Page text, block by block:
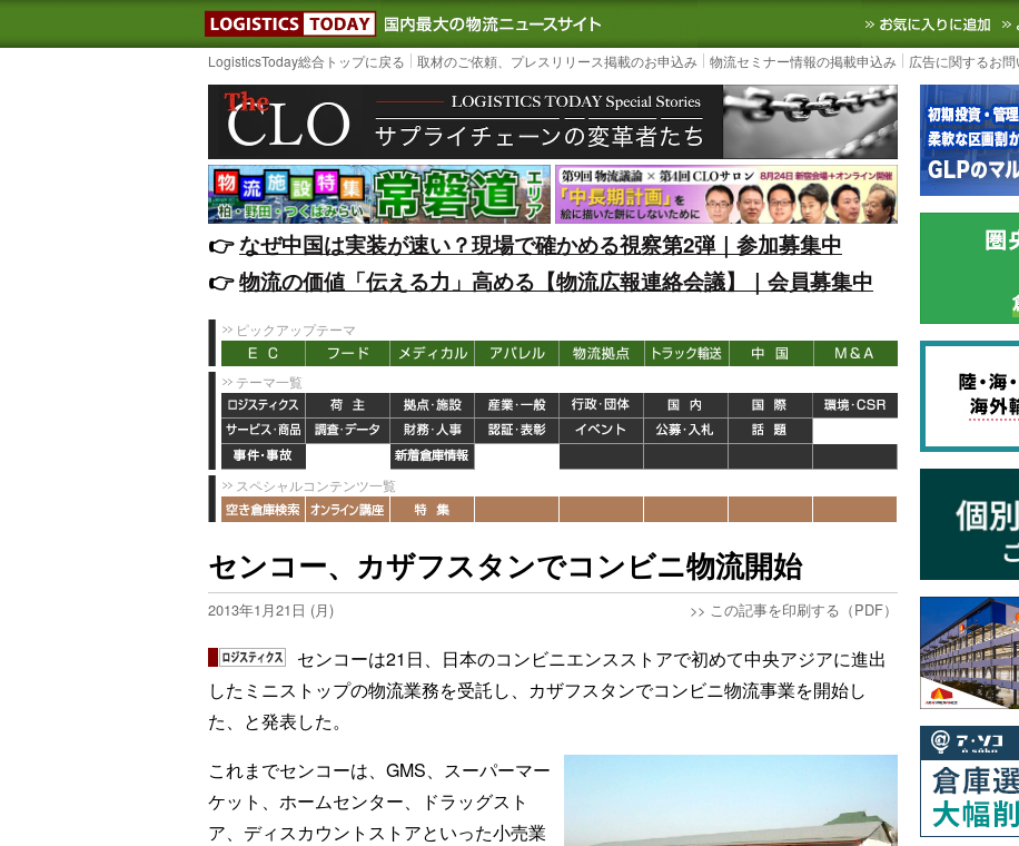
LOGISTICS TODAY｜国内最大の物流ニュースサイト3PL, SCMなど国内外の最新の物流ニ
LogisticsToday総合トップに戻る 取材のご依頼、プレスリリース掲載のお申込み 物流セミナー情報の掲載申込み 広告に関するお
👉️なぜ中国は実装が速い？現場で確かめる視察第2弾｜参加募集中
👉️物流の価値「伝える力」高める【物流広報連絡会議】｜会員募集中
ピックアップテーマ
テーマ一覧
スペシャルコンテンツ一覧
センコー、カザフスタンでコンビニ物流開始
2013年1月21日 (月) >> この記事を印刷する（PDF）
センコーは21日、日本のコンビニエンスストアで初めて中央アジアに進出
したミニストップの物流業務を受託し、カザフスタンでコンビニ物流事業を開始し
た、と発表した。
これまでセンコーは、GMS、スーパーマー
ケット、ホームセンター、ドラッグスト
ア、ディスカウントストアといった小売業